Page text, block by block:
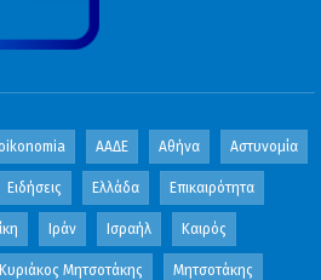
ΑΑΔΕ Αθήνα Αστυνομία
Ειδήσεις Ελλάδα Επικαιρότητα
Ιράν Ισραήλ Καιρός
Κυριάκος Μητσοτάκης Μητσοτάκης